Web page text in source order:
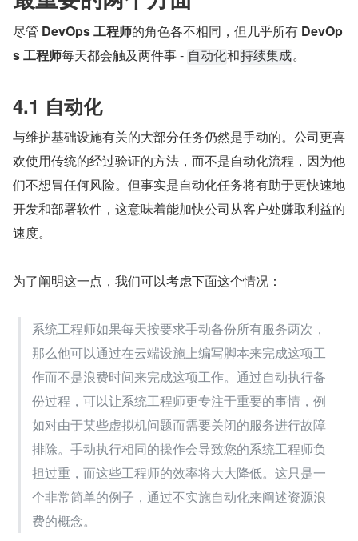
尽管 DevOps 工程师的角色各不相同，但几乎所有 DevOp
s 工程师每天都会触及两件事 - 自动化和持续集成。
4.1 自动化
与维护基础设施有关的大部分任务仍然是手动的。公司更喜
欢使用传统的经过验证的方法，而不是自动化流程，因为他
们不想冒任何风险。但事实是自动化任务将有助于更快速地
开发和部署软件，这意味着能加快公司从客户处赚取利益的
速度。
为了阐明这一点，我们可以考虑下面这个情况：
系统工程师如果每天按要求手动备份所有服务两次，
那么他可以通过在云端设施上编写脚本来完成这项工
作而不是浪费时间来完成这项工作。通过自动执行备
份过程，可以让系统工程师更专注于重要的事情，例
如对由于某些虚拟机问题而需要关闭的服务进行故障
排除。手动执行相同的操作会导致您的系统工程师负
担过重，而这些工程师的效率将大大降低。这只是一
个非常简单的例子，通过不实施自动化来阐述资源浪
费的概念。